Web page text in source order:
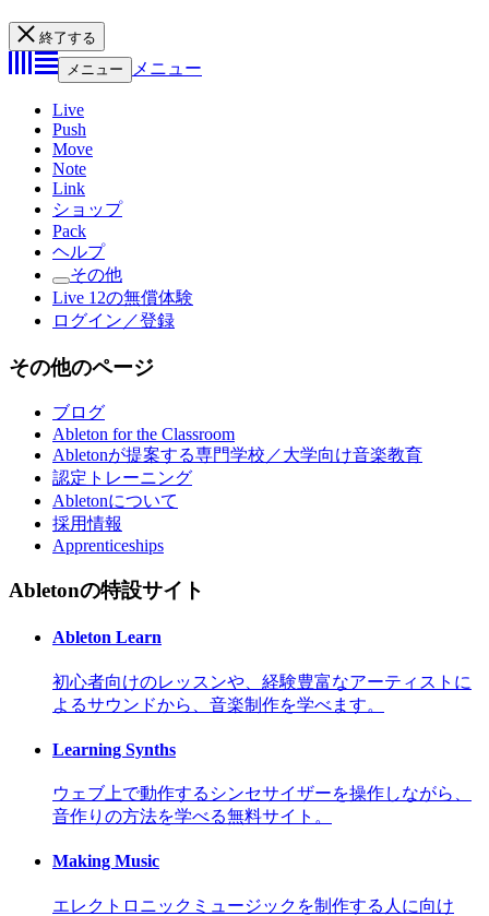
終了する
メニュー
メニュー
Live
Push
Move
Note
Link
ショップ
Pack
ヘルプ
その他
Live 12の無償体験
ログイン／登録
その他のページ
ブログ
Ableton for the Classroom
Abletonが提案する専門学校／大学向け音楽教育
認定トレーニング
Abletonについて
採用情報
Apprenticeships
Abletonの特設サイト
Ableton Learn
初心者向けのレッスンや、経験豊富なアーティストに
よるサウンドから、音楽制作を学べます。
Learning Synths
ウェブ上で動作するシンセサイザーを操作しながら、
音作りの方法を学べる無料サイト。
Making Music
エレクトロニックミュージックを制作する人に向け